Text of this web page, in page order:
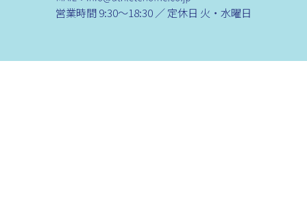
営業時間 9:30～18:30 ／ 定休日 火・水曜日